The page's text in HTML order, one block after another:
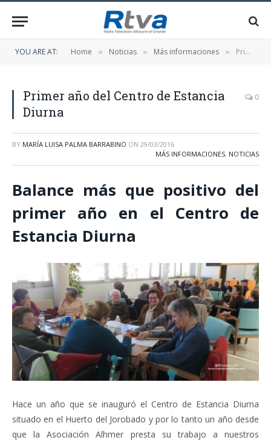
YOU ARE AT: Home » Noticias » Más informaciones » Primer año del Centro de Estancia Diurna
Primer año del Centro de Estancia
Diurna
0
BY MARÍA LUISA PALMA BARRABINO ON 29/03/2016
MÁS INFORMACIONES, NOTICIAS
Balance más que positivo del
primer año en el Centro de
Estancia Diurna
Hace un año que se inauguró el Centro de Estancia Diurna
situado en el Huerto del Jorobado y por lo tanto un año desde
que la Asociación Alhmer presta su trabajo a nuestros